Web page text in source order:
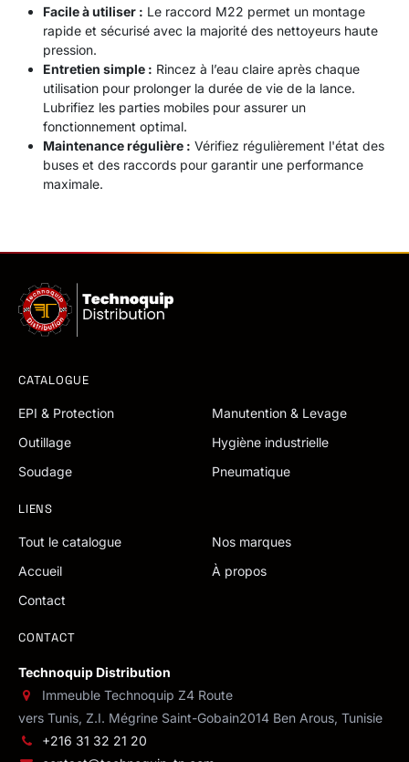
Facile à utiliser : Le raccord M22 permet un montage
rapide et sécurisé avec la majorité des nettoyeurs haute
pression.
Entretien simple : Rincez à l’eau claire après chaque
utilisation pour prolonger la durée de vie de la lance.
Lubrifiez les parties mobiles pour assurer un
fonctionnement optimal.
Maintenance régulière : Vérifiez régulièrement l'état des
buses et des raccords pour garantir une performance
maximale.
CATALOGUE
EPI & Protection
Manutention & Levage
Outillage
Hygiène industrielle
Soudage
Pneumatique
LIENS
Tout le catalogue
Nos marques
Accueil
À propos
Contact
CONTACT
Technoquip Distribution
Immeuble Technoquip Z4 Route
vers Tunis, Z.I. Mégrine Saint-Gobain2014 Ben Arous, Tunisie
+216 31 32 21 20